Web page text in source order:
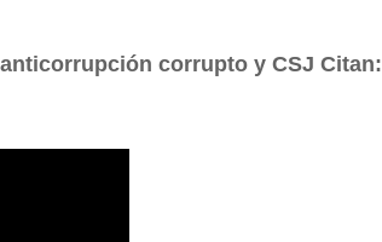
corrupto y CSJ Citan: